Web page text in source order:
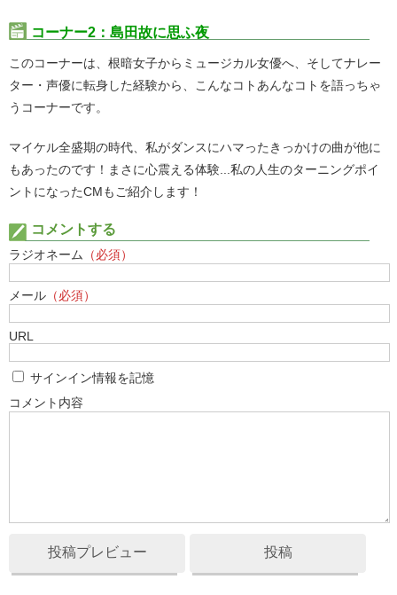
コーナー2：島田故に思ふ夜
このコーナーは、根暗女子からミュージカル女優へ、そしてナレー
ター・声優に転身した経験から、こんなコトあんなコトを語っちゃ
うコーナーです。
マイケル全盛期の時代、私がダンスにハマったきっかけの曲が他に
もあったのです！まさに心震える体験...私の人生のターニングポイ
ントになったCMもご紹介します！
コメントする
ラジオネーム （必須）
メール （必須）
URL
サインイン情報を記憶
コメント内容
投稿プレビュー 投稿